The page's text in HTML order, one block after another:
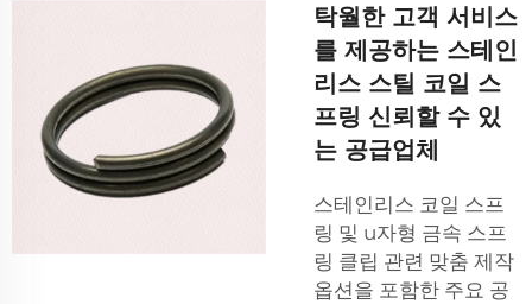
탁월한 고객 서비스
를 제공하는 스테인
리스 스틸 코일 스
프링 신뢰할 수 있
는 공급업체
스테인리스 코일 스프
링 및 u자형 금속 스프
링 클립 관련 맞춤 제작
옵션을 포함한 주요 공